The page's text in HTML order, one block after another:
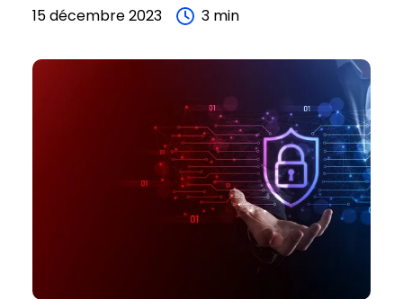
vous allez découvrir ici, il est un véritable levier
de votre entreprise et ainsi participer à la
d’affaires. Pour autant les contenus produits
devront être pertinents, personnalisés et
pensés pour atteindre vos cibles prioritaires.
15 décembre 2023
3 min